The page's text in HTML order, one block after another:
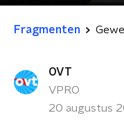
Fragmenten
OVT
VPRO
20 augustus